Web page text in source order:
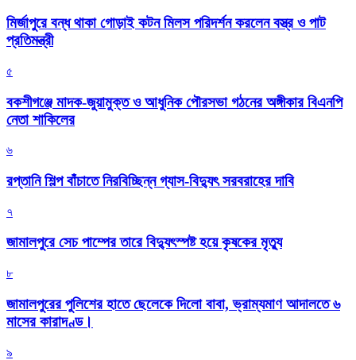
মির্জাপুরে বন্ধ থাকা গোড়াই কটন মিলস পরিদর্শন করলেন বস্ত্র ও পাট
প্রতিমন্ত্রী
৫
বকশীগঞ্জে মাদক-জুয়ামুক্ত ও আধুনিক পৌরসভা গঠনের অঙ্গীকার বিএনপি
নেতা শাকিলের
৬
রপ্তানি শিল্প বাঁচাতে নিরবিচ্ছিন্ন গ্যাস-বিদ্যুৎ সরবরাহের দাবি
৭
জামালপুরে সেচ পাম্পের তারে বিদ্যুৎস্পষ্ট হয়ে কৃষকের মৃত্যু
৮
জামালপুরের পুলিশের হাতে ছেলেকে দিলো বাবা, ভ্রাম্যমাণ আদালতে ৬
মাসের কারাদণ্ড।
৯